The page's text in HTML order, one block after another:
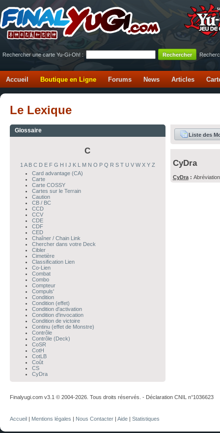
Rechercher une carte Yu-Gi-Oh! :
Accueil Boutique en Ligne Forums News Articles
Le Lexique
Glossaire
C
1 A B C D E F G H J K M N O P Q R S T U V W X Y Z
Card advantage (CA)
Carte
Carte COSSY
Cartes sur le Terrain
Caution
CB / BC
CCD
CCV
CDE
CDF
CED
Chaîner / Chain Link
Chercher dans votre Deck
Cibler
Cimetière
Classification Lien
Co-Lien
Combat
Combo
Compteur
Compuls'
Condition
Condition (effet)
Condition d'activation
Condition d'invocation
Condition de victoire
Continu (effet de Monstre)
Contrôle
Contrôle (Deck)
CoSR
CotH
CotLB
Coût
CS
CyDra
Liste des
CyDra
CyDra:
Finalyugi.com v3.1 © 2004-2026. Tous droits réservés. - Déclaration CNIL n°1036623
Accueil Mentions légales Nous Contacter Aide Statistiques